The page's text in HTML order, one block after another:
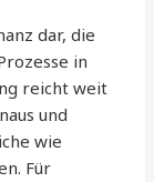
dar, die
in
reicht weit
und
wie
Für